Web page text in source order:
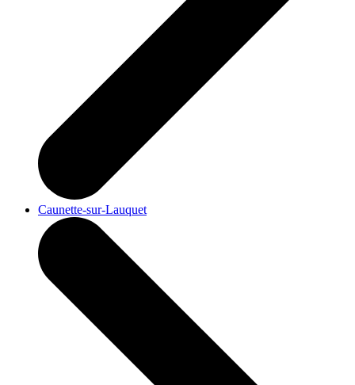
Caunette-sur-Lauquet